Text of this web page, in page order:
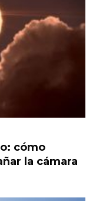
cómo
la cámara